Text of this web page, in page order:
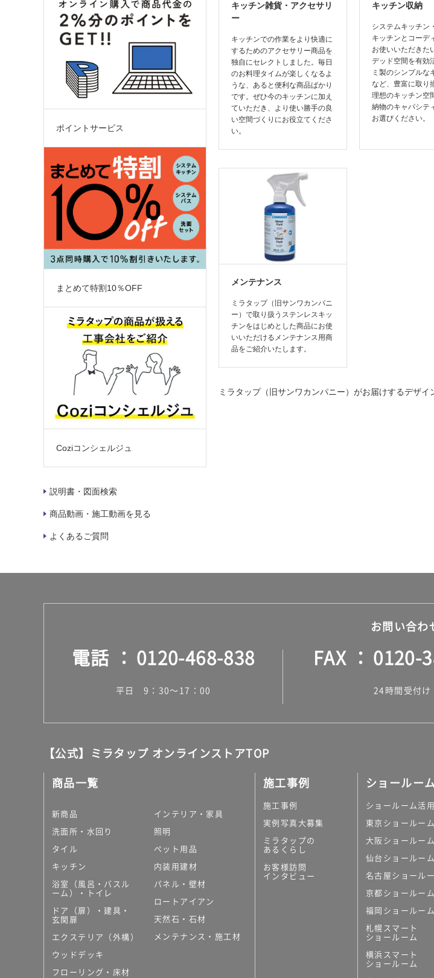
キッチン雑貨・アクセサリ
ー
キッチンでの作業をより快適に
するためのアクセサリー商品を
独自にセレクトしました。毎日
のお料理タイムが楽しくなるよ
うな、あると便利な商品ばかり
です。ぜひ今のキッチンに加え
ていただき、より使い勝手の良
い空間づくりにお役立てくださ
い。
キッチン収納
システムキッチン
キッチンとコーデ
お使いいただきた
デッド空間を有効
ミ製のシンプルな
など、豊富に取り
理想のキッチン空
納物のキャパシテ
お選びください。
メンテナンス
ミラタップ（旧サンワカンパニ
ー）で取り扱うステンレスキッ
チンをはじめとした商品にお使
いいただけるメンテナンス用商
品をご紹介いたします。
ミラタップ（旧サンワカンパニー）がお届けするデザイ
ポイントサービス
まとめて特割10％OFF
Coziコンシェルジュ
説明書・図面検索
商品動画・施工動画を見る
よくあるご質問
お問い合わ
電話 0120-468-838
平日 9：30～17：00
FAX 0120-
24時間受付け
【公式】ミラタップ オンラインストアTOP
商品一覧
新商品
洗面所・水回り
タイル
キッチン
浴室（風呂・バスル
ーム）・トイレ
ドア（扉）・建具・
玄関扉
エクステリア（外構）
ウッドデッキ
フローリング・床材
インテリア・家具
照明
ペット用品
内装用建材
パネル・壁材
ロートアイアン
天然石・石材
メンテナンス・施工材
施工事例
施工事例
実例写真大募集
ミラタップの
あるくらし
お客様訪問
インタビュー
ショールー
ショールーム活
東京ショールーム
大阪ショールーム
仙台ショールーム
名古屋ショール
京都ショールーム
福岡ショールーム
札幌スマート
ショールーム
横浜スマート
ショールーム